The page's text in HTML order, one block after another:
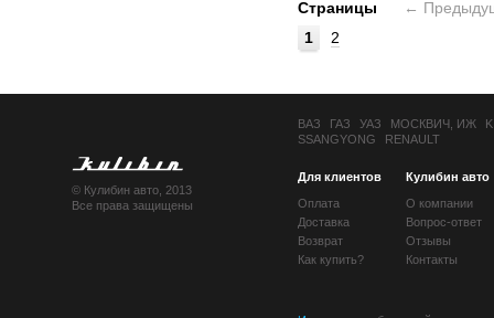
Страницы ←
1
2
ВАЗ ГАЗ УАЗ МОСКВИЧ, ИЖ
SSANGYONG
RENAULT
Для клиентов
Кулибин авто
Оплата
Доставка
Возврат
Как купить?
О компании
Вопрос-ответ
Отзывы
Контакты
© Кулибин авто, 2013
Все права защищены